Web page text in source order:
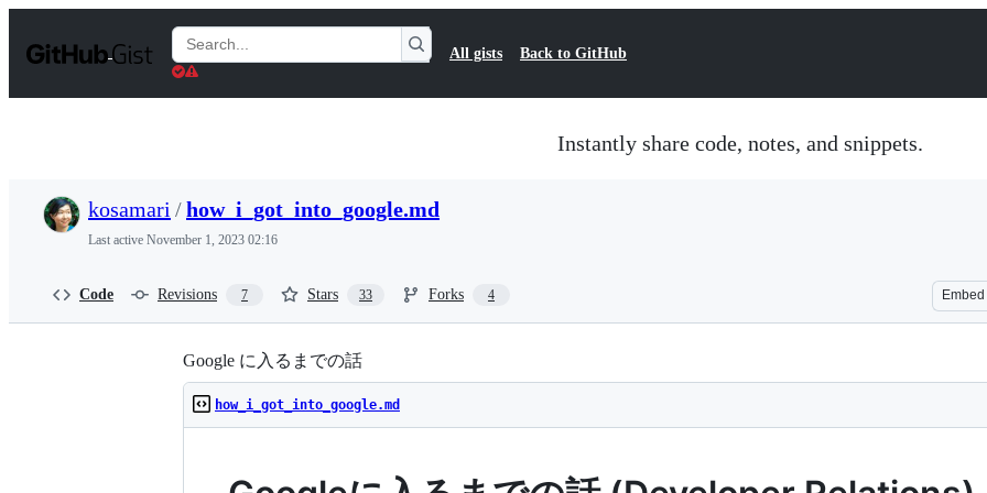
t
Search
Gists
All gists Back to GitHub
Instantly share code, notes, and snippets.
kosamari /how_i_got_into_google.md
Last active November 1, 2023 02:16
Code Revisions 7 Stars 33 Forks 4 Embed
Google に入るまでの話
how_i_got_into_google.md